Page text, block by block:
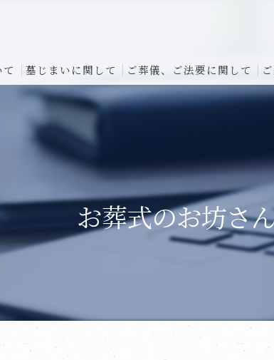
墓じまいに関して ご葬儀、ご法要に関して
お葬式のお坊さ